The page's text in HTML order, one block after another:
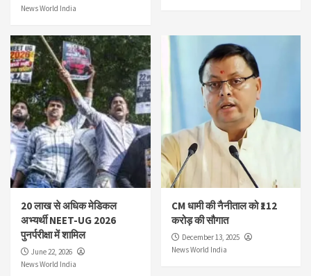
News World India
20 लाख से अधिक मेडिकल
अभ्यर्थी NEET-UG 2026
पुनर्परीक्षा में शामिल
June 22, 2026
News World India
CM धामी की नैनीताल को ₹112
करोड़ की सौगात
December 13, 2025
News World India